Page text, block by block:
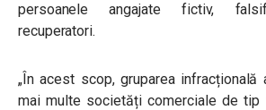
persoanele angajate fictiv,
recuperatori.
„În acest scop, gruparea
mai multe societăți comerciale de tip